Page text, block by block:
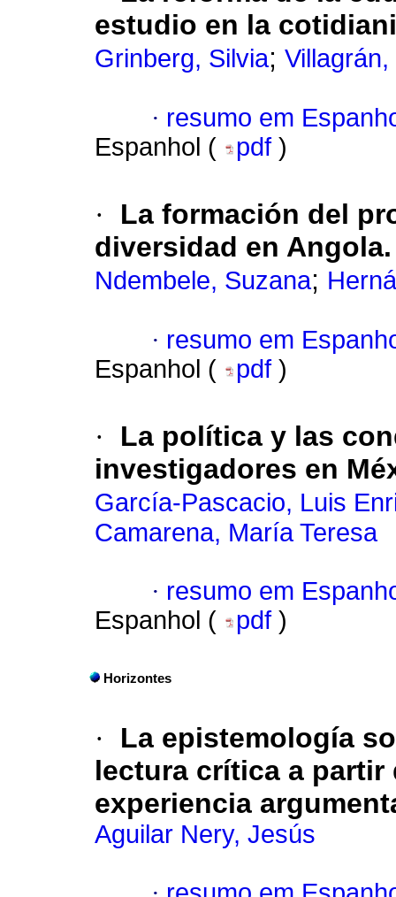
estudio en la
Grinberg, Silvia;
· resumo em
Espanhol (
pdf )
·
La formación del
diversidad en
Ndembele, Suzana;
· resumo em
Espanhol (
pdf )
·
La política y las
investigadores en
García-Pascacio, Luis
Camarena, María Teresa
· resumo em
Espanhol (
pdf )
Horizontes
·
La epistemología
lectura crítica a partir
experiencia
Aguilar Nery, Jesús